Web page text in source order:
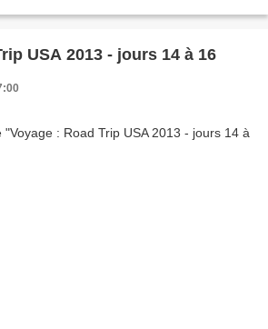
USA 2013 - jours 14 à 16